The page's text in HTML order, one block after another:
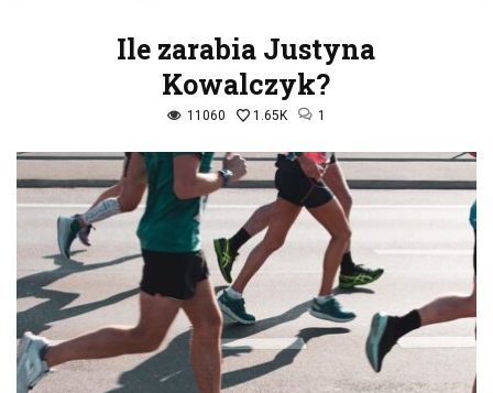
Ile zarabia Justyna
Kowalczyk?
11060 1.65K 1